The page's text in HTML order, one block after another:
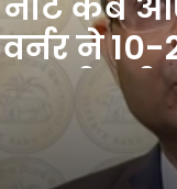
10.49
पूरे साल के